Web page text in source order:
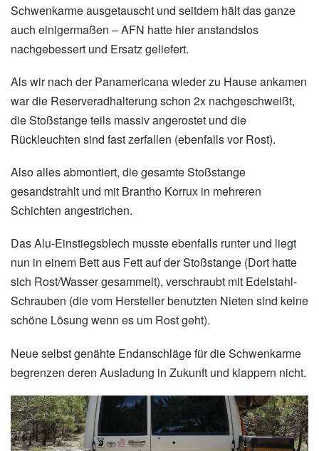
Schwenkarme ausgetauscht und seitdem hält das ganze
auch einigermaßen – AFN hatte hier anstandslos
nachgebessert und Ersatz geliefert.
Als wir nach der Panamericana wieder zu Hause ankamen
war die Reserveradhalterung schon 2x nachgeschweißt,
die Stoßstange teils massiv angerostet und die
Rückleuchten sind fast zerfallen (ebenfalls vor Rost).
Also alles abmontiert, die gesamte Stoßstange
gesandstrahlt und mit Brantho Korrux in mehreren
Schichten angestrichen.
Das Alu-Einstiegsblech musste ebenfalls runter und liegt
nun in einem Bett aus Fett auf der Stoßstange (Dort hatte
sich Rost/Wasser gesammelt), verschraubt mit Edelstahl-
Schrauben (die vom Hersteller benutzten Nieten sind keine
schöne Lösung wenn es um Rost geht).
Neue selbst genähte Endanschläge für die Schwenkarme
begrenzen deren Ausladung in Zukunft und klappern nicht.